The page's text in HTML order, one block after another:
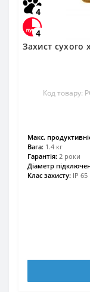
4
4
Захист сухого
Код товару:
Maкс.
Вага: 1.4 кг
Гарантія: 2 роки
Діаметр
Клас захисту: IP 65